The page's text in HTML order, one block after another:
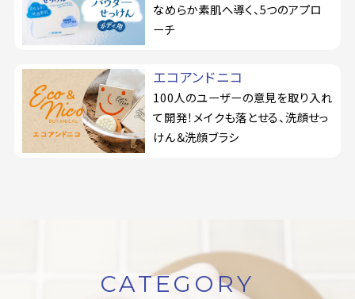
なめらか素肌へ導く、5つのアプロ
ーチ
エコアンドニコ
100人のユーザーの意見を取り入れ
て開発！メイクも落とせる、洗顔せっ
けん＆洗顔ブラシ
CATEGORY